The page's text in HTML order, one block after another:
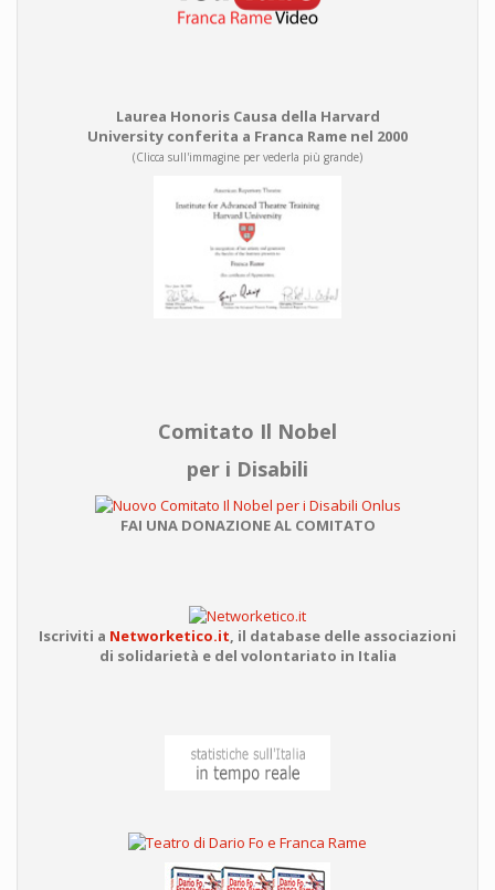
Laurea Honoris Causa della Harvard
University conferita a Franca Rame nel 2000
(Clicca sull'immagine per vederla più grande)
Comitato Il Nobel
per i Disabili
FAI UNA DONAZIONE AL COMITATO
Iscriviti a Networketico.it, il database delle associazioni
di solidarietà e del volontariato in Italia